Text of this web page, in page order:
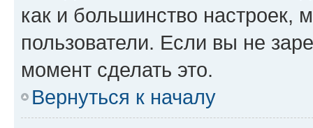
как и большинство настроек,
пользователи. Если вы не
момент сделать это.
Вернуться к началу